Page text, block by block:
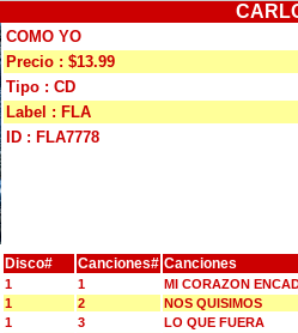
COMO YO
Precio : $13.99
Tipo : CD
Label : FLA
ID : FLA7778
Disco# Canciones# Canciones
1 1
MI CORAZON
1
2
NOS QUISIMOS
1
3
LO QUE FUERA